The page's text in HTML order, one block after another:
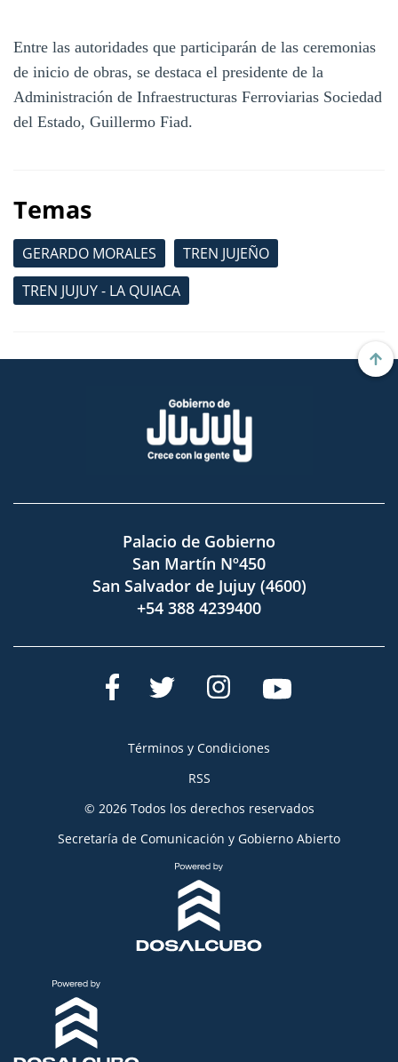
Entre las autoridades que participarán de las ceremonias
de inicio de obras, se destaca el presidente de la
Administración de Infraestructuras Ferroviarias Sociedad
del Estado, Guillermo Fiad.
Temas
GERARDO MORALES
TREN JUJEÑO
TREN JUJUY - LA QUIACA
Palacio de Gobierno
San Martín Nº450
San Salvador de Jujuy (4600)
+54 388 4239400
Términos y Condiciones
RSS
© 2026 Todos los derechos reservados
Secretaría de Comunicación y Gobierno Abierto